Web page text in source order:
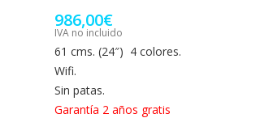
986,00€
IVA no incluido
61 cms. (24″) 4 colores.
Wifi.
Sin patas.
Garantía 2 años gratis